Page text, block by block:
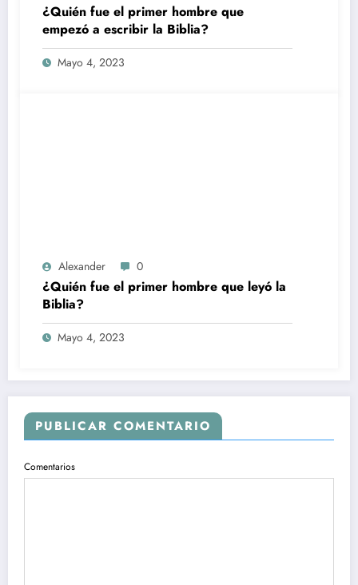
¿Quién fue el primer hombre que
empezó a escribir la Biblia?
Mayo 4, 2023
Alexander 0
¿Quién fue el primer hombre que leyó la
Biblia?
Mayo 4, 2023
PUBLICAR COMENTARIO
Comentarios